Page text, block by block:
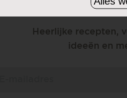
HOUD ME OP
Heerlijke recepten,
ideeën en